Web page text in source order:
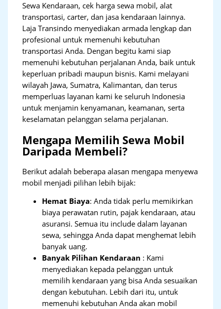
Sewa Kendaraan, cek harga sewa mobil, alat
transportasi, carter, dan jasa kendaraan lainnya.
Laja Transindo menyediakan armada lengkap dan
profesional untuk memenuhi kebutuhan
transportasi Anda. Dengan begitu kami siap
memenuhi kebutuhan perjalanan Anda, baik untuk
keperluan pribadi maupun bisnis. Kami melayani
wilayah Jawa, Sumatra, Kalimantan, dan terus
memperluas layanan kami ke seluruh Indonesia
untuk menjamin kenyamanan, keamanan, serta
keselamatan pelanggan selama perjalanan.
Mengapa Memilih Sewa Mobil
Daripada Membeli?
Berikut adalah beberapa alasan mengapa menyewa
mobil menjadi pilihan lebih bijak:
Hemat Biaya: Anda tidak perlu memikirkan
biaya perawatan rutin, pajak kendaraan, atau
asuransi. Semua itu include dalam layanan
sewa, sehingga Anda dapat menghemat lebih
banyak uang.
Banyak Pilihan Kendaraan : Kami
menyediakan kepada pelanggan untuk
memilih kendaraan yang bisa Anda sesuaikan
dengan kebutuhan. Lebih dari itu, untuk
memenuhi kebutuhan Anda akan mobil